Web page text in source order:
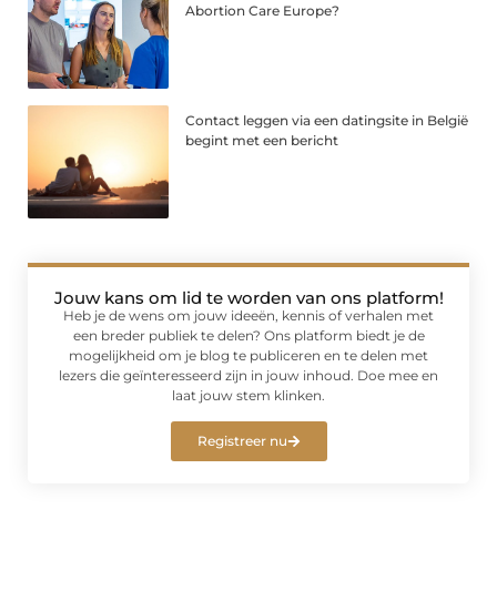
Abortion Care Europe?
Contact leggen via een datingsite in België
begint met een bericht
Jouw kans om lid te worden van ons platform!
Heb je de wens om jouw ideeën, kennis of verhalen met
een breder publiek te delen? Ons platform biedt je de
mogelijkheid om je blog te publiceren en te delen met
lezers die geïnteresseerd zijn in jouw inhoud. Doe mee en
laat jouw stem klinken.
Registreer nu